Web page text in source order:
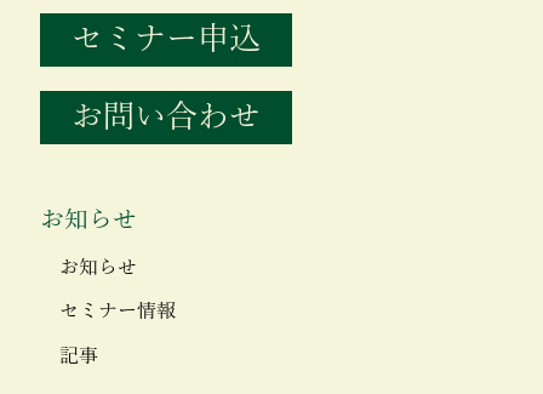
セミナー申込
お問い合わせ
お知らせ
お知らせ
セミナー情報
記事